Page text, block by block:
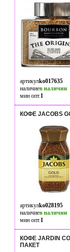
артикулko017635
наличиев наличии
мин опт.1
КОФЕ JACOBS
артикулko028195
наличиев наличии
мин опт.1
КОФЕ JARDIN
ПАКЕТ